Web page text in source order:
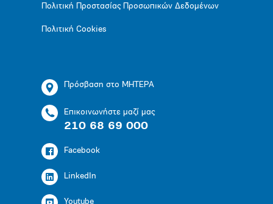
Πολιτική Προστασίας Προσωπικών Δεδομένων
Πολιτική Cookies
Πρόσβαση στο ΜΗΤΕΡΑ
Επικοινωνήστε μαζί μας
210 68 69 000
Facebook
LinkedIn
Youtube